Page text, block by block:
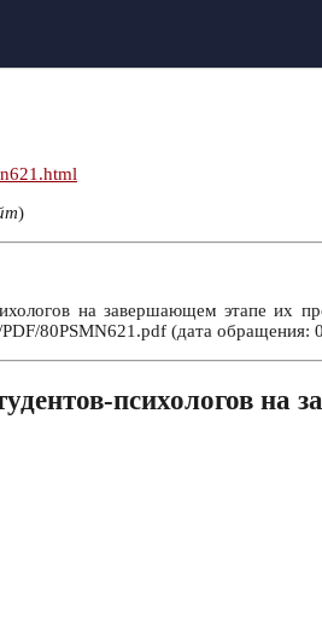
)
на завершающем этапе
80PSMN621.pdf (дата обращения:
психологов